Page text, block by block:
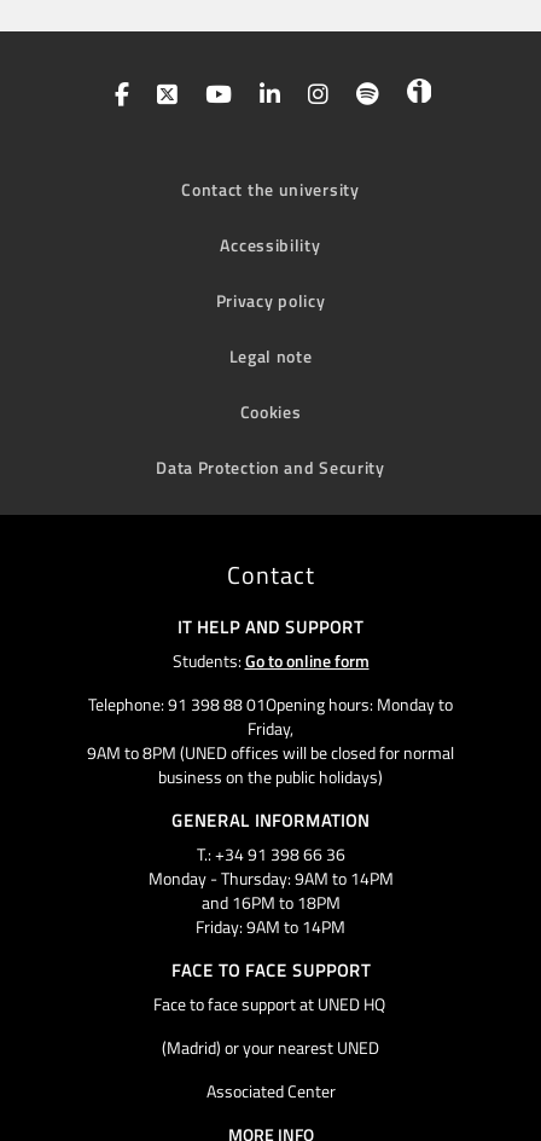
Contact the university
Accessibility
Privacy policy
Legal note
Cookies
Data Protection and Security
Contact
IT HELP AND SUPPORT
Students:Go to online form
Telephone: 91 398 88 01Opening hours: Monday to
Friday,
9AM to 8PM (UNED offices will be closed for normal
business on the public holidays)
GENERAL INFORMATION
T.: +34 91 398 66 36
Monday - Thursday: 9AM to 14PM
and 16PM to 18PM
Friday: 9AM to 14PM
FACE TO FACE SUPPORT
Face to face support at UNED HQ
(Madrid) or your nearest UNED
Associated Center
MORE INFO